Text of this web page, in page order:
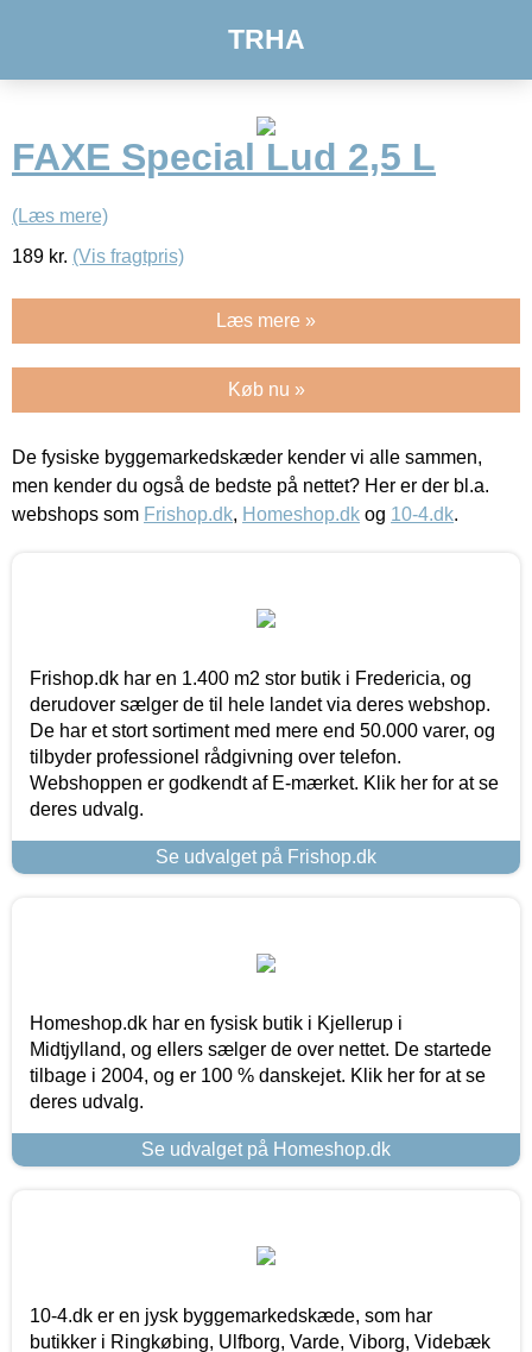
TRHA
FAXE Special Lud 2,5 L
(Læs mere)
189 kr. (Vis fragtpris)
Læs mere »
Køb nu »
De fysiske byggemarkedskæder kender vi alle sammen,
men kender du også de bedste på nettet? Her er der bl.a.
webshops som Frishop.dk, Homeshop.dk og 10-4.dk.
Frishop.dk har en 1.400 m2 stor butik i Fredericia, og
derudover sælger de til hele landet via deres webshop.
De har et stort sortiment med mere end 50.000 varer, og
tilbyder professionel rådgivning over telefon.
Webshoppen er godkendt af E-mærket. Klik her for at se
deres udvalg.
Se udvalget på Frishop.dk
Homeshop.dk har en fysisk butik i Kjellerup i
Midtjylland, og ellers sælger de over nettet. De startede
tilbage i 2004, og er 100 % danskejet. Klik her for at se
deres udvalg.
Se udvalget på Homeshop.dk
10-4.dk er en jysk byggemarkedskæde, som har
butikker i Ringkøbing, Ulfborg, Varde, Viborg, Videbæk